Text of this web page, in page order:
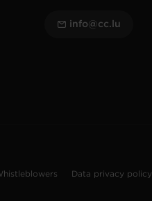
info@cc.lu
Data privacy policy